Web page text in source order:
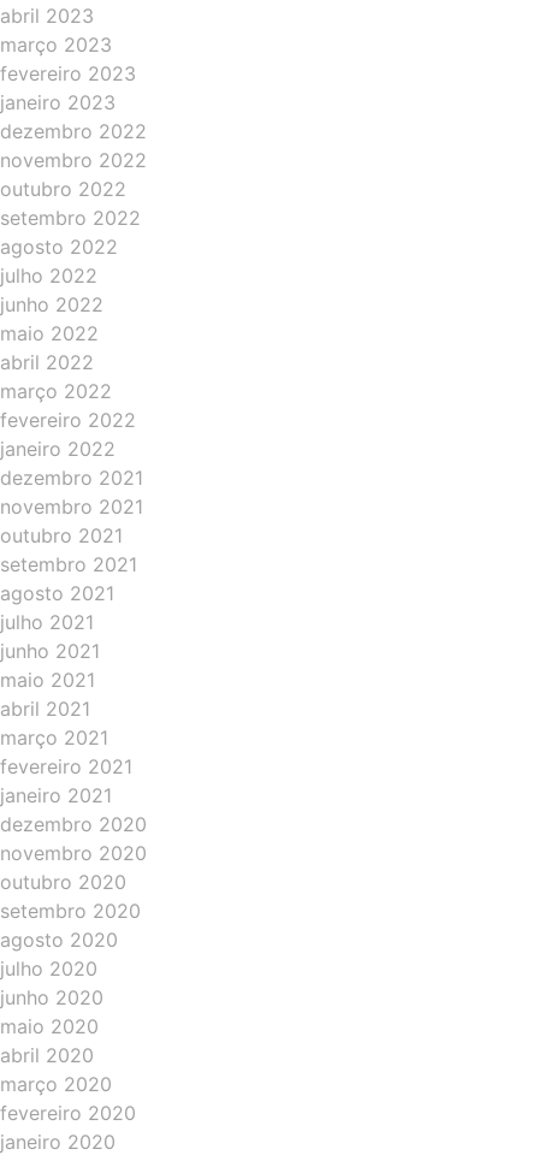
abril 2023
março 2023
fevereiro 2023
janeiro 2023
dezembro 2022
novembro 2022
outubro 2022
setembro 2022
agosto 2022
julho 2022
junho 2022
maio 2022
abril 2022
março 2022
fevereiro 2022
janeiro 2022
dezembro 2021
novembro 2021
outubro 2021
setembro 2021
agosto 2021
julho 2021
junho 2021
maio 2021
abril 2021
março 2021
fevereiro 2021
janeiro 2021
dezembro 2020
novembro 2020
outubro 2020
setembro 2020
agosto 2020
julho 2020
junho 2020
maio 2020
abril 2020
março 2020
fevereiro 2020
janeiro 2020